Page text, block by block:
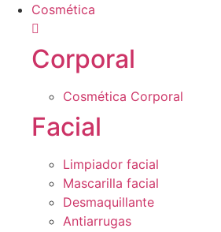
Cosmética
Corporal
Cosmética Corporal
Facial
Limpiador facial
Mascarilla facial
Desmaquillante
Antiarrugas